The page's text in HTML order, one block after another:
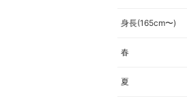
身長(165cm〜)
春
夏